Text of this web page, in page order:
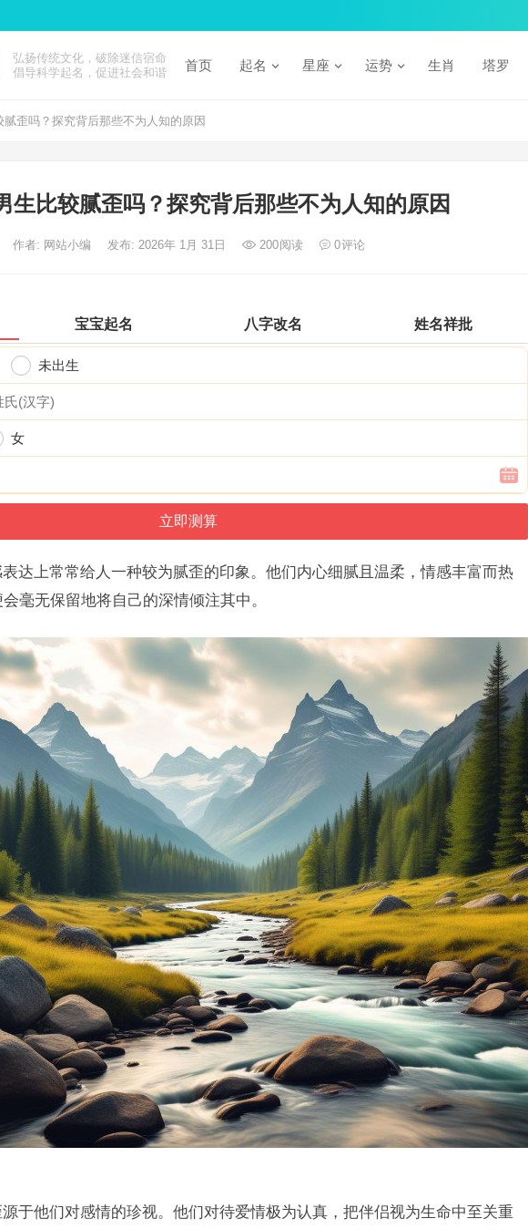
弘扬传统文化，破除迷信宿命
倡导科学起名，促进社会和谐
首页 起名 星座 运势 生肖 塔罗
腻歪吗？探究背后那些不为人知的原因
生比较腻歪吗？探究背后那些不为人知的原因
作者: 网站小编 发布: 2026年 1月 31日 200阅读 0评论
宝宝起名 八字改名 姓名祥批
未出生
女
达上常常给人一种较为腻歪的印象。他们内心细腻且温柔，情感丰富而热
毫无保留地将自己的深情倾注其中。
于他们对感情的珍视。他们对待爱情极为认真，把伴侣视为生命中至关重